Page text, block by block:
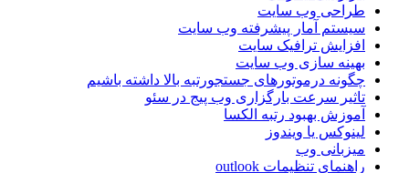
طراحی وب سایت
سیستم آمار پیشرفته وب سایت
افزایش ترافیک سایت
بهینه سازی وب سایت
چگونه درموتورهای جستجورتبه بالا داشته باشیم
تاثیر سرعت بارگزاری وب پیج در سئو
آموزش بهبود رتبه الکسا
لینوکس یا ویندوز
میزبانی وب
راهنمای تنظیمات outlook